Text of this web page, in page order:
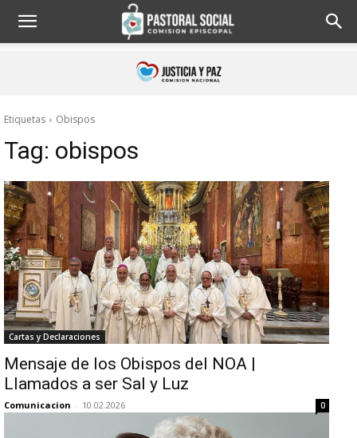
Etiquetas Obispos
Tag: obispos
Cartas y Declaraciones
Mensaje de los Obispos del NOA |
Llamados a ser Sal y Luz
Comunicacion - 10.02.2026 0